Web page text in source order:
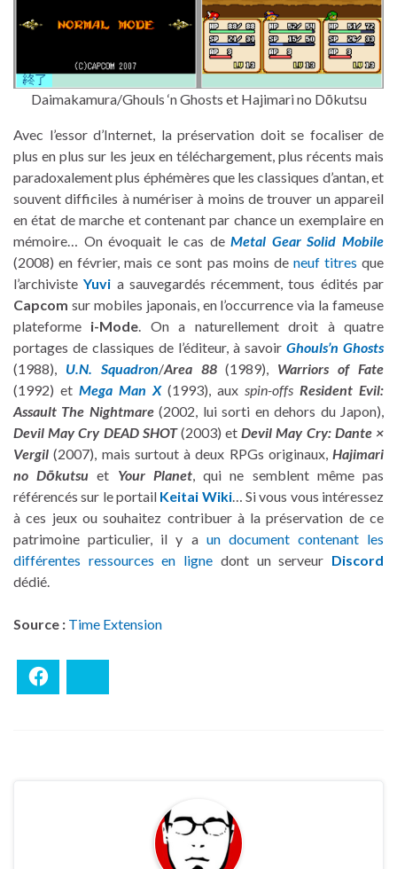
Daimakamura/Ghouls ‘n Ghosts et Hajimari no Dōkutsu
Avec l’essor d’Internet, la préservation doit se focaliser de
plus en plus sur les jeux en téléchargement, plus récents mais
paradoxalement plus éphémères que les classiques d’antan, et
souvent difficiles à numériser à moins de trouver un appareil
en état de marche et contenant par chance un exemplaire en
mémoire… On évoquait le cas deMetal Gear Solid Mobile
(2008) en février, mais ce sont pas moins de neuf titres que
l’archivisteYuvi a sauvegardés récemment, tous édités par
Capcom sur mobiles japonais, en l’occurrence via la fameuse
plateforme i-Mode. On a naturellement droit à quatre
portages de classiques de l’éditeur, à savoir Ghouls’n Ghosts
(1988), U.N. Squadron/Area 88(1989), Warriors of Fate
(1992) et Mega Man X(1993), aux spin-offs Resident Evil:
Assault The Nightmare(2002, lui sorti en dehors du Japon),
Devil May Cry DEAD SHOT(2003) etDevil May Cry: Dante ×
Vergil (2007), mais surtout à deux RPGs originaux, Hajimari
no Dōkutsu et Your Planet, qui ne semblent même pas
référencés sur le portail Keitai Wiki… Si vous vous intéressez
à ces jeux ou souhaitez contribuer à la préservation de ce
patrimoine particulier, il y a un document contenant les
différentes ressources en ligne dont un serveur Discord
dédié.
Source : Time Extension